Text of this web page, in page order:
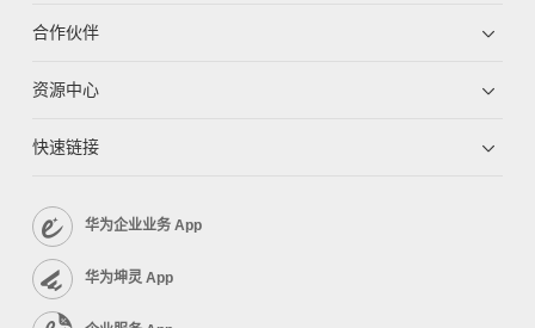
合作伙伴
资源中心
快速链接
华为企业业务 App
华为坤灵 App